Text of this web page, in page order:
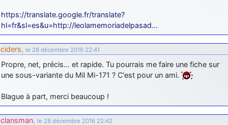
https://translate.google.fr/translate?
hl=fr&sl=es&u=http://leolamemoriadelpasad…
ciders, le 28 décembre 2016 22:41
Propre, net, précis… et rapide. Tu pourrais me faire une fiche sur
une sous-variante du Mil Mi-171 ? C'est pour un ami.
Blague à part, merci beaucoup !
clansman, le 28 décembre 2016 22:42